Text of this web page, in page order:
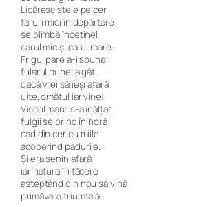
Licăresc stele pe cer
faruri mici în depărtare
se plimbă încetinel
carul mic şi carul mare.
Frigul pare a-i spune
fularul pune la gât
dacă vrei să ieşi afară
uite, omătul iar vine!
Viscol mare s-a înălţat
fulgii se prind în horă
cad din cer cu miile
acoperind pădurile.
Şi era senin afară
iar natura în tăcere
aşteptând din nou să vină
primăvara triumfală.